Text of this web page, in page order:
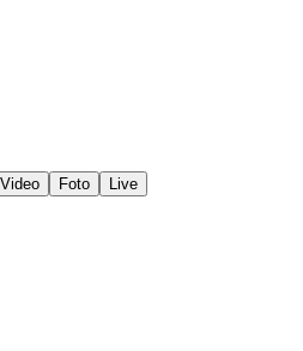
Video Foto
Live